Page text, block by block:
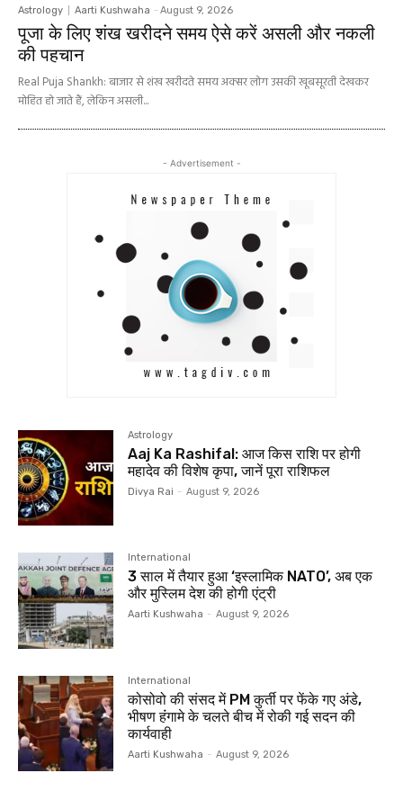
Astrology Aarti Kushwaha - August 9, 2026
पूजा के लिए शंख खरीदने समय ऐसे करें असली और नकली
की पहचान
Real Puja Shankh: बाजार से शंख खरीदते समय अक्सर लोग उसकी खूबसूरती देखकर
मोहित हो जाते हैं, लेकिन असली...
- Advertisement -
Astrology
Aaj Ka Rashifal: आज किस राशि पर होगी
महादेव की विशेष कृपा, जानें पूरा राशिफल
Divya Rai - August 9, 2026
International
3 साल में तैयार हुआ ‘इस्लामिक NATO’, अब एक
और मुस्लिम देश की होगी एंट्री
Aarti Kushwaha - August 9, 2026
International
कोसोवो की संसद में PM कुर्ती पर फेंके गए अंडे,
भीषण हंंगामे के चलते बीच में रोकी गई सदन की
कार्यवाही
Aarti Kushwaha - August 9, 2026